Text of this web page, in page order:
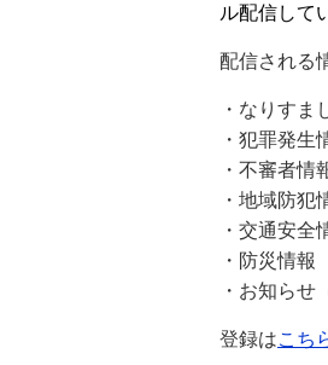
ル配信して
配信される
・なりすま
・犯罪発生
・不審者情
・地域防犯
・交通安全
・防災情報
・お知らせ
登録はこち